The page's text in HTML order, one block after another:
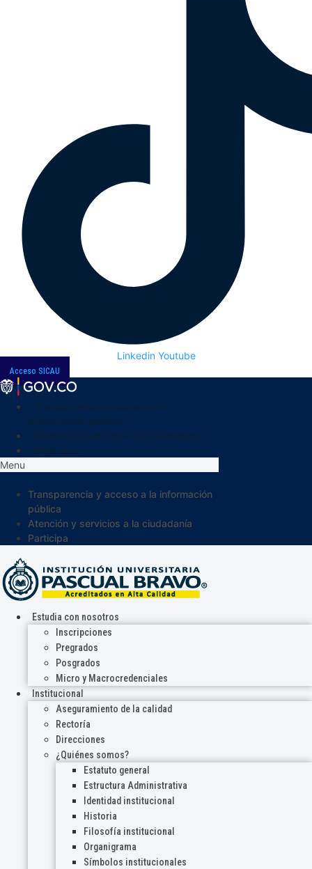
Linkedin Youtube
Acceso SICAU
Menu
Transparencia y acceso a la información
pública
Atención y servicios a la ciudadanía
Participa
Estudia con nosotros
Inscripciones
Pregrados
Posgrados
Micro y Macrocredenciales
Institucional
Aseguramiento de la calidad
Rectoría
Direcciones
¿Quiénes somos?
Estatuto general
Estructura Administrativa
Identidad institucional
Historia
Filosofía institucional
Organigrama
Símbolos institucionales